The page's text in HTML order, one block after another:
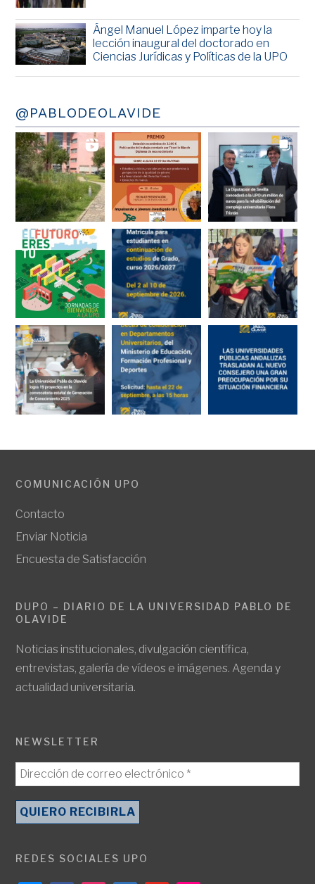
Ángel Manuel López imparte hoy la
lección inaugural del doctorado en
Ciencias Jurídicas y Políticas de la UPO
@PABLODEOLAVIDE
COMUNICACIÓN UPO
Contacto
Enviar Noticia
Encuesta de Satisfacción
DUPO – DIARIO DE LA UNIVERSIDAD PABLO DE
OLAVIDE
Noticias institucionales, divulgación científica,
entrevistas, galería de vídeos e imágenes. Agenda y
actualidad universitaria.
NEWSLETTER
REDES SOCIALES UPO